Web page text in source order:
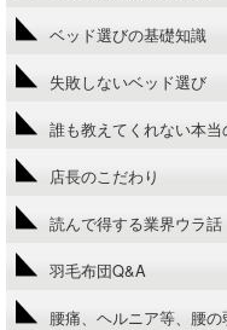
ベッド選びの基礎知識
失敗しないベッド選び
誰も教えてくれない本当
店長のこだわり
読んで得する業界ウラ話
羽毛布団Q&A
腰痛、ヘルニア等、腰